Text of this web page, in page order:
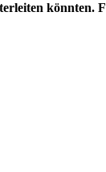
könnten.